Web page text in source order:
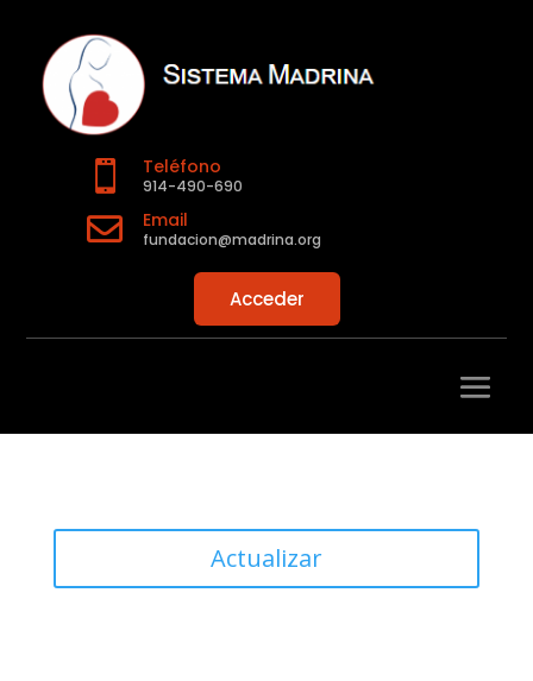
 Teléfono
914-490-690
 Email
fundacion@madrina.org
Acceder
Actualizar